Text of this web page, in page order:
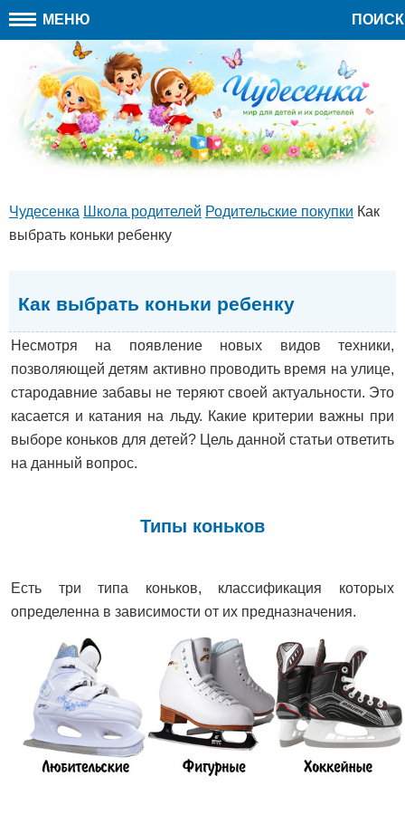
МЕНЮ ПОИСК
Чудесенка Школа родителей Родительские покупки Как
выбрать коньки ребенку
Как выбрать коньки ребенку
Несмотря на появление новых видов техники,
позволяющей детям активно проводить время на улице,
стародавние забавы не теряют своей актуальности. Это
касается и катания на льду. Какие критерии важны при
выборе коньков для детей? Цель данной статьи ответить
на данный вопрос.
Типы коньков
Есть три типа коньков, классификация которых
определенна в зависимости от их предназначения.